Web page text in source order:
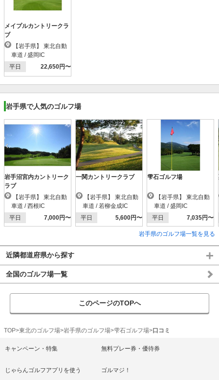
メイプルカントリークラ
ブ
車道 / 盛岡IC
平日
22,650円〜
岩手県で人気のゴルフ場
岩手沼宮内カントリーク
ラブ
車道 / 西根IC
平日
7,000円〜
一関カントリークラブ
車道 / 若柳金成IC
平日
5,600円〜
雫石ゴルフ場
車道 / 盛岡IC
平日
7,035円〜
岩手県のゴルフ場一覧を見る
近隣都道府県から探す
全国のゴルフ場一覧
このページのTOPへ
TOP 東北のゴルフ場 岩手県のゴルフ場 雫石ゴルフ場 口コミ
キャンペーン・特集 無料プレー券・優待券
じゃらんゴルフアプリを使う ゴルマジ！